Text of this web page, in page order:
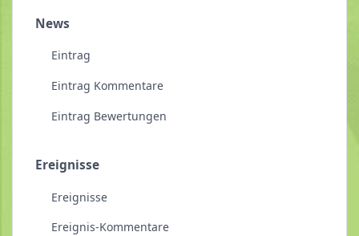
News
Eintrag
Eintrag Kommentare
Eintrag Bewertungen
Ereignisse
Ereignisse
Ereignis-Kommentare